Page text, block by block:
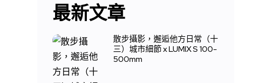
最新文章
散步攝影，邂逅他方日常（十
三）城市細節 x LUMIX S 100-
500mm